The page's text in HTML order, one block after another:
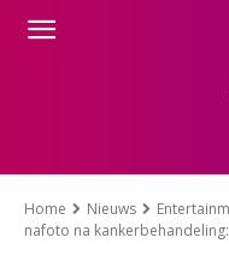
Home Nieuws
nafoto na